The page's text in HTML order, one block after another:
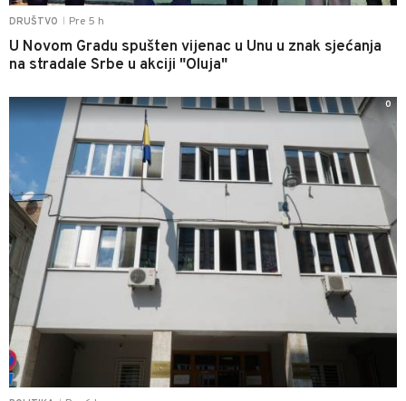
DRUŠTVO Pre 5 h
U Novom Gradu spušten vijenac u Unu u znak sjećanja
na stradale Srbe u akciji "Oluja"
0